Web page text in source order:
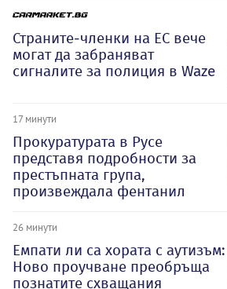
Страните-членки на ЕС вече
могат да забраняват
сигналите за полиция в Waze
17 минути
Прокуратурата в Русе
представя подробности за
престъпната група,
произвеждала фентанил
26 минути
Емпати ли са хората с аутизъм:
Ново проучване преобръща
познатите схващания